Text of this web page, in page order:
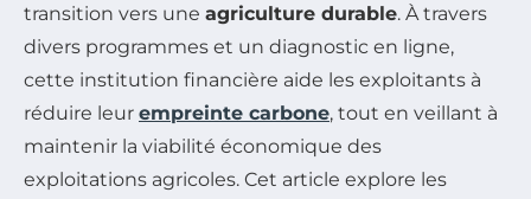
transition vers une agriculture durable. À travers
divers programmes et un diagnostic en ligne,
cette institution financière aide les exploitants à
réduire leur empreinte carbone, tout en veillant à
maintenir la viabilité économique des
exploitations agricoles. Cet article explore les